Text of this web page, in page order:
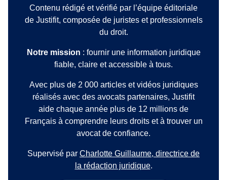
Contenu rédigé et vérifié par l’équipe éditoriale
de Justifit, composée de juristes et professionnels
du droit.
Notre mission : fournir une information juridique
fiable, claire et accessible à tous.
Avec plus de 2 000 articles et vidéos juridiques
réalisés avec des avocats partenaires, Justifit
aide chaque année plus de 12 millions de
Français à comprendre leurs droits et à trouver un
avocat de confiance.
Supervisé par Charlotte Guillaume, directrice de
la rédaction juridique.